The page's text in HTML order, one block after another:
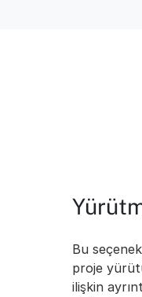
Bu
proje
ilişkin